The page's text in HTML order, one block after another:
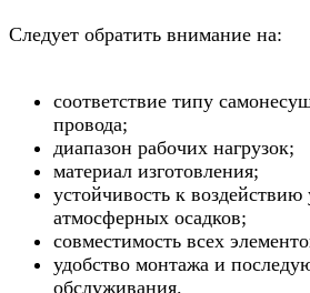
Следует обратить внимание на:
соответствие типу
провода;
диапазон рабочих нагрузок;
материал изготовления;
устойчивость к воздействию
атмосферных осадков;
совместимость всех
удобство монтажа и
обслуживания.